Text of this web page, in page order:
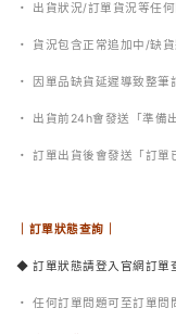
・ 出貨狀況/訂單貨況等任
・ 貨況包含正常追加中/缺
・ 因單品缺貨延遲導致整筆
・ 出貨前24h會發送「準備
・ 訂單出貨後會發送「訂
｜訂單狀態查詢｜
◆ 訂單狀態請登入官網訂單
・ 任何訂單問題可至訂單問